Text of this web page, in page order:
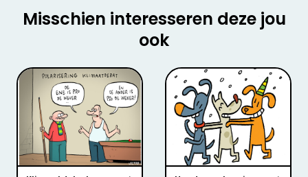
Misschien interesseren deze jou
ook